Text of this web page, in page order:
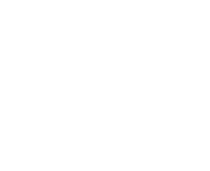
van top tot teen zo
Na hem kwam zijn
met zijn hand de hiel
reden kreeg hij de